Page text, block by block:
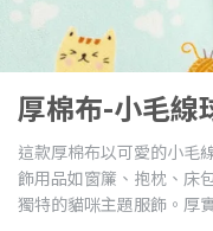
厚棉布-小毛線
這款厚棉布以可愛的小毛
飾用品如窗簾、抱枕、床
獨特的貓咪主題服飾。厚